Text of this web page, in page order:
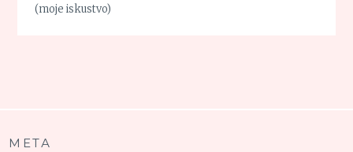
(moje iskustvo)
МЕТА